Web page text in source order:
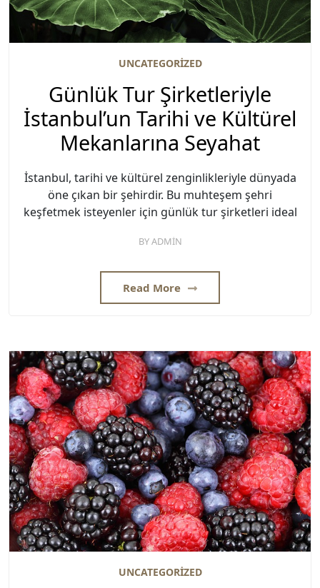
UNCATEGORIZED
Günlük Tur Şirketleriyle
İstanbul’un Tarihi ve Kültürel
Mekanlarına Seyahat
İstanbul, tarihi ve kültürel zenginlikleriyle dünyada
öne çıkan bir şehirdir. Bu muhteşem şehri
keşfetmek isteyenler için günlük tur şirketleri ideal
BYADMIN
Read More
UNCATEGORIZED